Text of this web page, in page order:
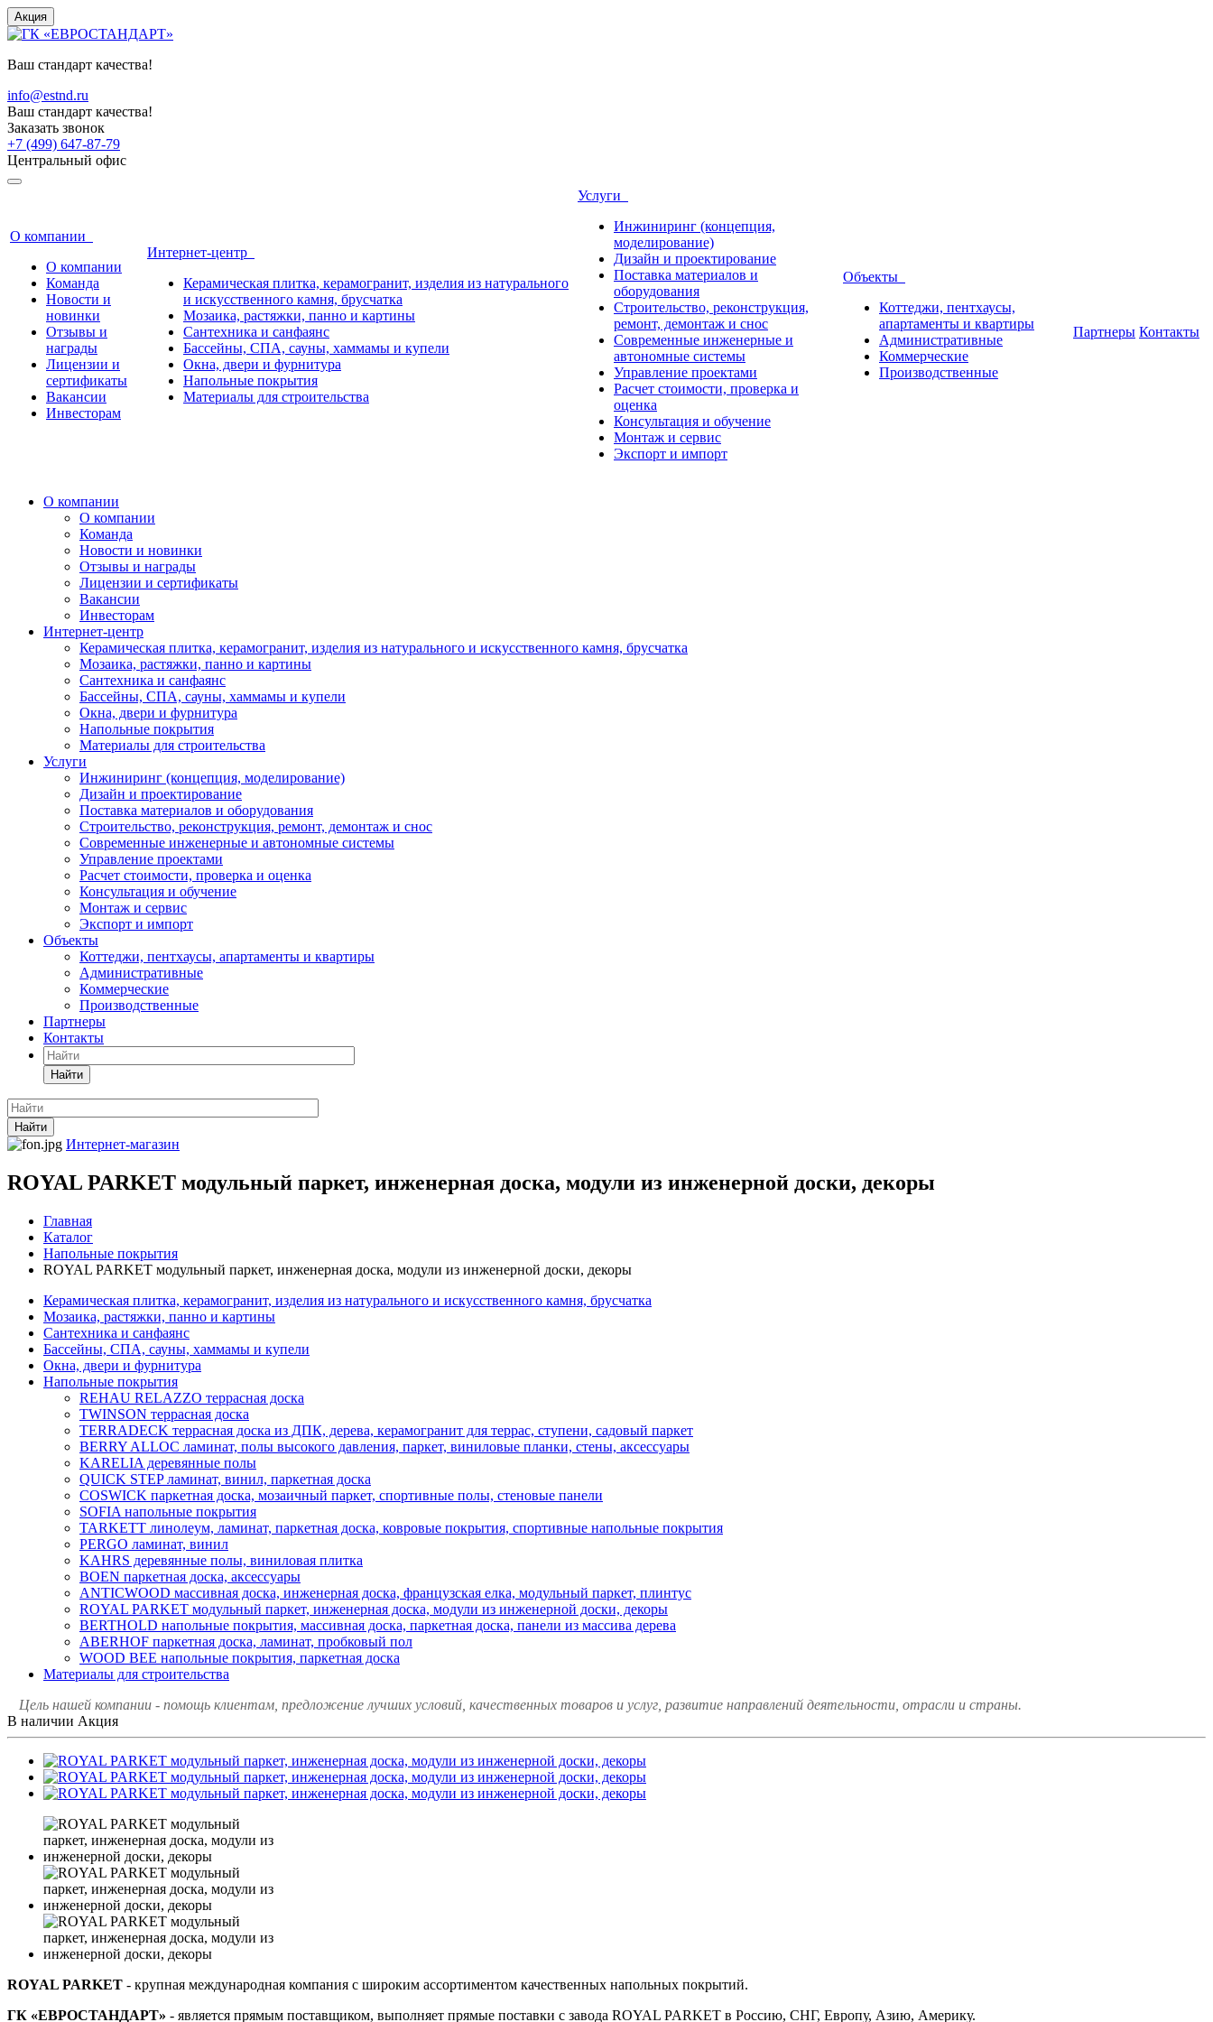
Акция
Ваш стандарт качества!
info@estnd.ru
Ваш стандарт качества!
Заказать звонок
+7 (499) 647-87-79
Центральный офис
О компании
О компании
Команда
Новости и
новинки
Отзывы и
награды
Лицензии и
сертификаты
Вакансии
Инвесторам
Интернет-центр
Керамическая плитка, керамогранит, изделия из натурального
и искусственного камня, брусчатка
Мозаика, растяжки, панно и картины
Сантехника и санфаянс
Бассейны, СПА, сауны, хаммамы и купели
Окна, двери и фурнитура
Напольные покрытия
Материалы для строительства
Услуги
Инжиниринг (концепция,
моделирование)
Дизайн и проектирование
Поставка материалов и
оборудования
Строительство, реконструкция,
ремонт, демонтаж и снос
Современные инженерные и
автономные системы
Управление проектами
Расчет стоимости, проверка и
оценка
Консультация и обучение
Монтаж и сервис
Экспорт и импорт
Объекты
Коттеджи, пентхаусы,
апартаменты и квартиры
Административные
Коммерческие
Производственные
Партнеры Контакты
О компании
О компании
Команда
Новости и новинки
Отзывы и награды
Лицензии и сертификаты
Вакансии
Инвесторам
Интернет-центр
Керамическая плитка, керамогранит, изделия из натурального и искусственного камня, брусчатка
Мозаика, растяжки, панно и картины
Сантехника и санфаянс
Бассейны, СПА, сауны, хаммамы и купели
Окна, двери и фурнитура
Напольные покрытия
Материалы для строительства
Услуги
Инжиниринг (концепция, моделирование)
Дизайн и проектирование
Поставка материалов и оборудования
Строительство, реконструкция, ремонт, демонтаж и снос
Современные инженерные и автономные системы
Управление проектами
Расчет стоимости, проверка и оценка
Консультация и обучение
Монтаж и сервис
Экспорт и импорт
Объекты
Коттеджи, пентхаусы, апартаменты и квартиры
Административные
Коммерческие
Производственные
Партнеры
Контакты
Найти
Найти
Интернет-магазин
ROYAL PARKET модульный паркет, инженерная доска, модули из инженерной доски, декоры
Главная
Каталог
Напольные покрытия
ROYAL PARKET модульный паркет, инженерная доска, модули из инженерной доски, декоры
Керамическая плитка, керамогранит, изделия из натурального и искусственного камня, брусчатка
Мозаика, растяжки, панно и картины
Сантехника и санфаянс
Бассейны, СПА, сауны, хаммамы и купели
Окна, двери и фурнитура
Напольные покрытия
REHAU RELAZZO террасная доска
TWINSON террасная доска
TERRADECK террасная доска из ДПК, дерева, керамогранит для террас, ступени, садовый паркет
BERRY ALLOC ламинат, полы высокого давления, паркет, виниловые планки, стены, аксессуары
KARELIA деревянные полы
QUICK STEP ламинат, винил, паркетная доска
COSWICK паркетная доска, мозаичный паркет, спортивные полы, стеновые панели
SOFIA напольные покрытия
TARKETT линолеум, ламинат, паркетная доска, ковровые покрытия, спортивные напольные покрытия
PERGO ламинат, винил
KAHRS деревянные полы, виниловая плитка
BOEN паркетная доска, аксессуары
ANTICWOOD массивная доска, инженерная доска, французская елка, модульный паркет, плинтус
ROYAL PARKET модульный паркет, инженерная доска, модули из инженерной доски, декоры
BERTHOLD напольные покрытия, массивная доска, паркетная доска, панели из массива дерева
ABERHOF паркетная доска, ламинат, пробковый пол
WOOD BEE напольные покрытия, паркетная доска
Материалы для строительства
Цель нашей компании - помощь клиентам, предложение лучших условий, качественных товаров и услуг, развитие направлений деятельности, отрасли и страны.
В наличии Акция
ROYAL PARKET - крупная международная компания с широким ассортиментом качественных напольных покрытий.
ГК «ЕВРОСТАНДАРТ» - является прямым поставщиком, выполняет прямые поставки с завода ROYAL PARKET в Россию, СНГ, Европу, Азию, Америку.